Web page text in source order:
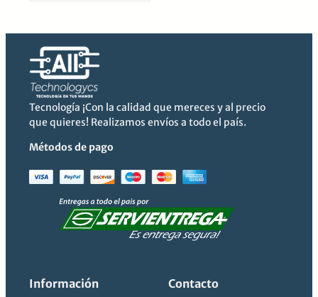
original
era:
$242.64.
actual
es:
$210.99.
Tecnología ¡Con la calidad que mereces y al precio
que quieres! Realizamos envíos a todo el país.
Métodos de pago
Información Contacto